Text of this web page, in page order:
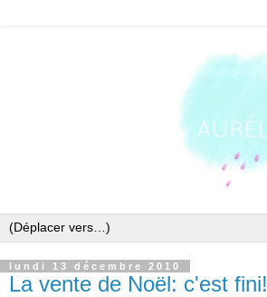
lundi 13 décembre 2010
La vente de Noël: c'est fini!